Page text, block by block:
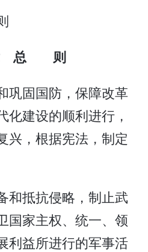
总 则
固国防，保障改革
化建设的顺利进行，
兴，根据宪法，制定
抵抗侵略，制止武
国家主权、统一、领
利益所进行的军事活